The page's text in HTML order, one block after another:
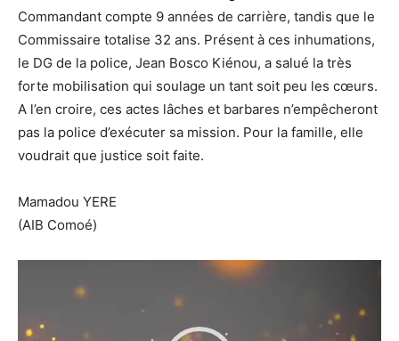
Commandant compte 9 années de carrière, tandis que le
Commissaire totalise 32 ans. Présent à ces inhumations,
le DG de la police, Jean Bosco Kiénou, a salué la très
forte mobilisation qui soulage un tant soit peu les cœurs.
A l’en croire, ces actes lâches et barbares n’empêcheront
pas la police d’exécuter sa mission. Pour la famille, elle
voudrait que justice soit faite.
Mamadou YERE
(AIB Comoé)
Lecteur